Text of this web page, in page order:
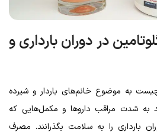
در دوران بارداری و
به موضوع خانم‌های باردار و شیرده
به شدت مراقب داروها و مکمل‌هایی که
بارداری را به سلامت بگذرانند. مصرف